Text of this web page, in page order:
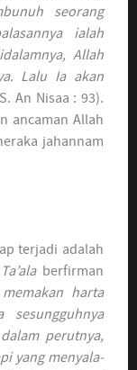
seorang
ialah
Allah
Lalu Ia akan
An Nisaa : 93).
ancaman Allah
jahannam
terjadi adalah
Ta’alaberfirman
harta
perutnya,
yang menyala-